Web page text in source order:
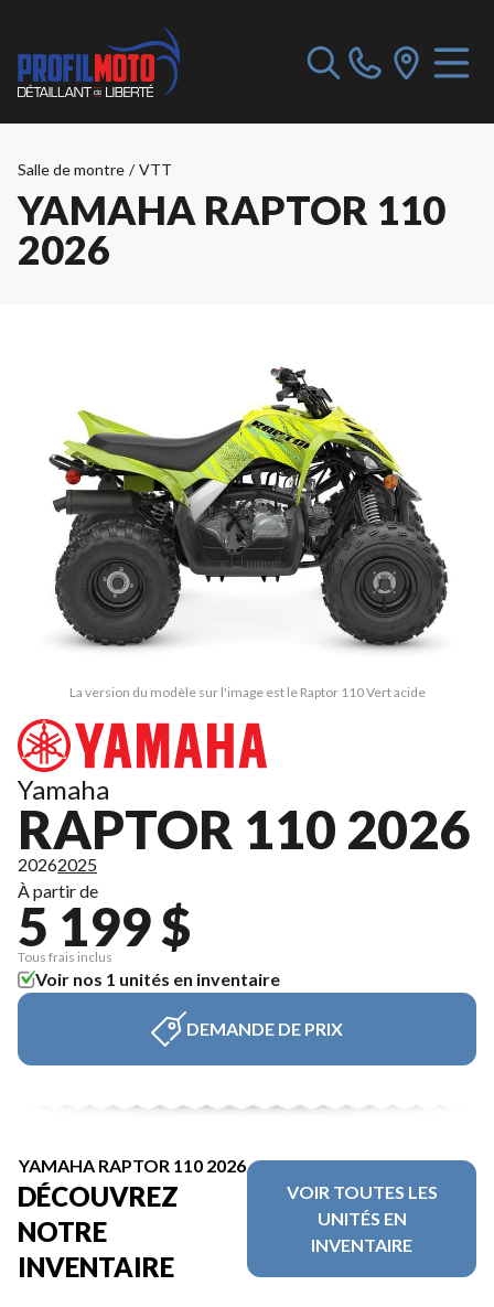
Salle de montre / VTT
YAMAHA RAPTOR 110
2026
La version du modèle sur l'image est le Raptor 110 Vert acide
Yamaha
RAPTOR 110 2026
20262025
À partir de
5 199 $
Tous frais inclus
Voir nos 1 unités en inventaire
DEMANDE DE PRIX
YAMAHA RAPTOR 110 2026
DÉCOUVREZ
NOTRE
INVENTAIRE
VOIR TOUTES LES
UNITÉS EN
INVENTAIRE